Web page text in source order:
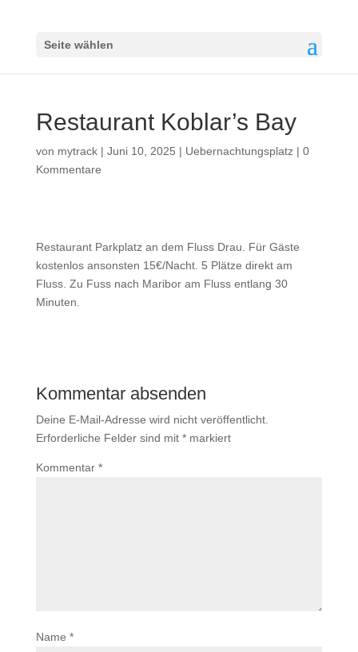
Seite wählen
Restaurant Koblar’s Bay
von mytrack| Juni 10, 2025 | Uebernachtungsplatz| 0
Kommentare
Restaurant Parkplatz an dem Fluss Drau. Für Gäste
kostenlos ansonsten 15€/Nacht. 5 Plätze direkt am
Fluss. Zu Fuss nach Maribor am Fluss entlang 30
Minuten.
Kommentar absenden
Deine E-Mail-Adresse wird nicht veröffentlicht.
Erforderliche Felder sind mit *markiert
Kommentar *
Name *